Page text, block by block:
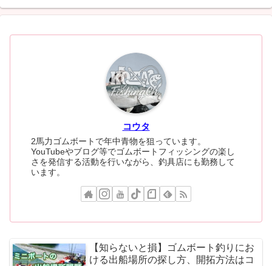
コウタ
2馬力ゴムボートで年中青物を狙っています。
YouTubeやブログ等でゴムボートフィッシングの楽し
さを発信する活動を行いながら、釣具店にも勤務して
います。
【知らないと損】ゴムボート釣りにお
ける出船場所の探し方、開拓方法はコ